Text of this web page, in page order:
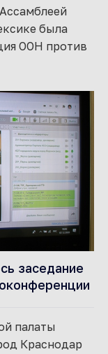
была
ООН против
заседание
палаты
Краснодар